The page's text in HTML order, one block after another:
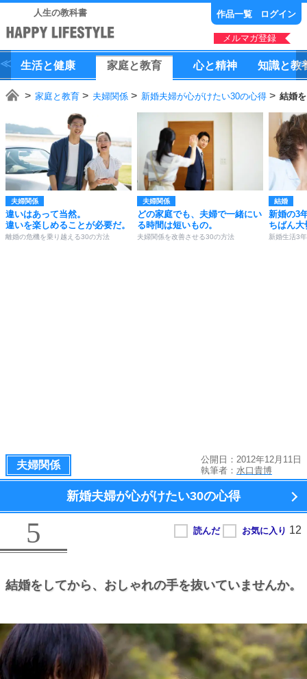
人生の教科書 作品一覧 ログイン
メルマガ登録
生活と健康 家庭と教育 心と精神 知識と教
家庭と教育 夫婦関係 新婚夫婦が心がけたい30の心得 結婚
夫婦関係
違いはあって当然。
違いを楽しめることが必要だ。
離婚の危機を乗り越える30の方法
夫婦関係
どの家庭でも、夫婦で一緒にい
る時間は短いもの。
夫婦関係を改善させる30の方法
結婚
新婚の3
ちばん大
新婚生活3
夫婦関係
公開日：2012年12月11日
執筆者： 水口貴博
新婚夫婦が心がけたい30の心得
5
結婚をしてから、 おしゃれの手を抜いていませんか。